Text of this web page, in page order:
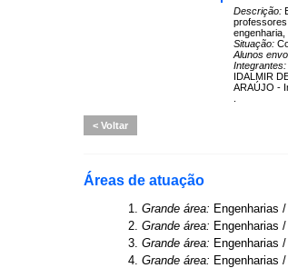
Descrição:
Situação:
Alunos
Integrantes:
IDALMIR
ARAÚJO -
Voltar
Áreas de atuação
1. Grande área: Engenharias
2. Grande área: Engenharias
3. Grande área: Engenharias
4. Grande área: Engenharias